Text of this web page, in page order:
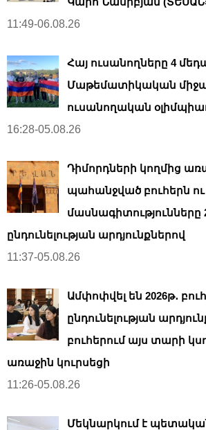
11:49-06.08.26
Հայ ուսանողները 4
Մաթեմատիկական
ուսանողական
16:28-05.08.26
Դիմորդների կողմից
պահանջված բուհերն ու
մասնագիտությունները
ընդունելության արդյունքներով
11:37-05.08.26
Ամփոփվել են 2026թ․
ընդունելության
բուհերում այս տարի
առաջին կուրսեցի
11:26-05.08.26
Մեկնարկում է